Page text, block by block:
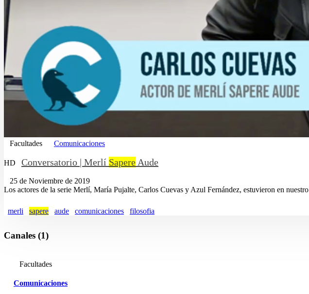
Facultades Comunicaciones
HD Conversatorio | Merlí Sapere Aude
25 de Noviembre de 2019
Los actores de la serie Merlí, María Pujalte, Carlos Cuevas y Azul Fernández, estuvieron en
merli sapere aude comunicaciones filosofia
Canales (1)
Facultades
Comunicaciones